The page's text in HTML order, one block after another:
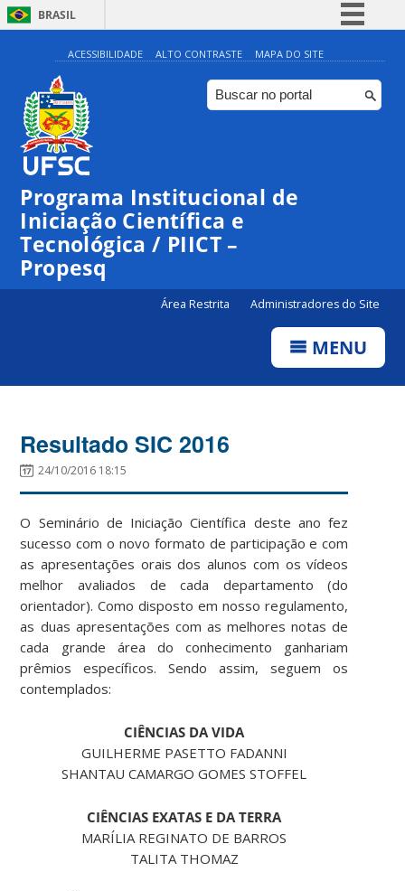
BRASIL
Simplifique!
Comunica BR
Participe
Canais
ACESSIBILIDADE ALTO CONTRASTE MAPA DO SITE
Programa Institucional de
Iniciação Científica e
Tecnológica / PIICT –
Propesq
Área Restrita Administradores do Site
MENU
Resultado SIC 2016
24/10/2016 18:15
O Seminário de Iniciação Científica deste ano fez
sucesso com o novo formato de participação e com
as apresentações orais dos alunos com os vídeos
melhor avaliados de cada departamento (do
orientador). Como disposto em nosso regulamento,
as duas apresentações com as melhores notas de
cada grande área do conhecimento ganhariam
prêmios específicos. Sendo assim, seguem os
contemplados:
CIÊNCIAS DA VIDA
GUILHERME PASETTO FADANNI
SHANTAU CAMARGO GOMES STOFFEL
CIÊNCIAS EXATAS E DA TERRA
MARÍLIA REGINATO DE BARROS
TALITA THOMAZ